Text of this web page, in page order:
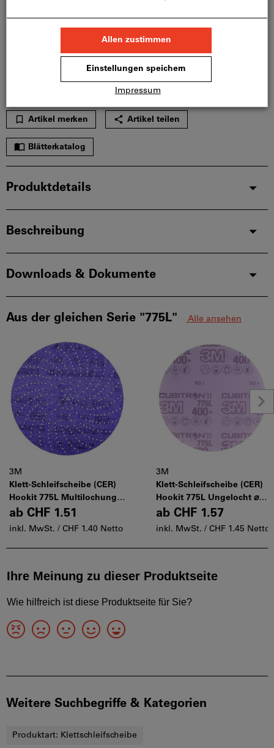
Sofort lieferbar
Artikel merken Artikel teilen
Blätterkatalog
Produktdetails
Beschreibung
Downloads & Dokumente
Aus der gleichen Serie "775L" Alle ansehen
3M
Klett-Schleifscheibe (CER)
Hookit 775L Multilochung ⌀
150 mm
ab CHF 1.51
inkl. MwSt. / CHF 1.40 Netto
3M
Klett-Schleifscheibe (CER)
Hookit 775L Ungelocht ⌀
150 mm
ab CHF 1.57
inkl. MwSt. / CHF 1.45 Netto
Weitere Suchbegriffe & Kategorien
Produktart: Klettschleifscheibe